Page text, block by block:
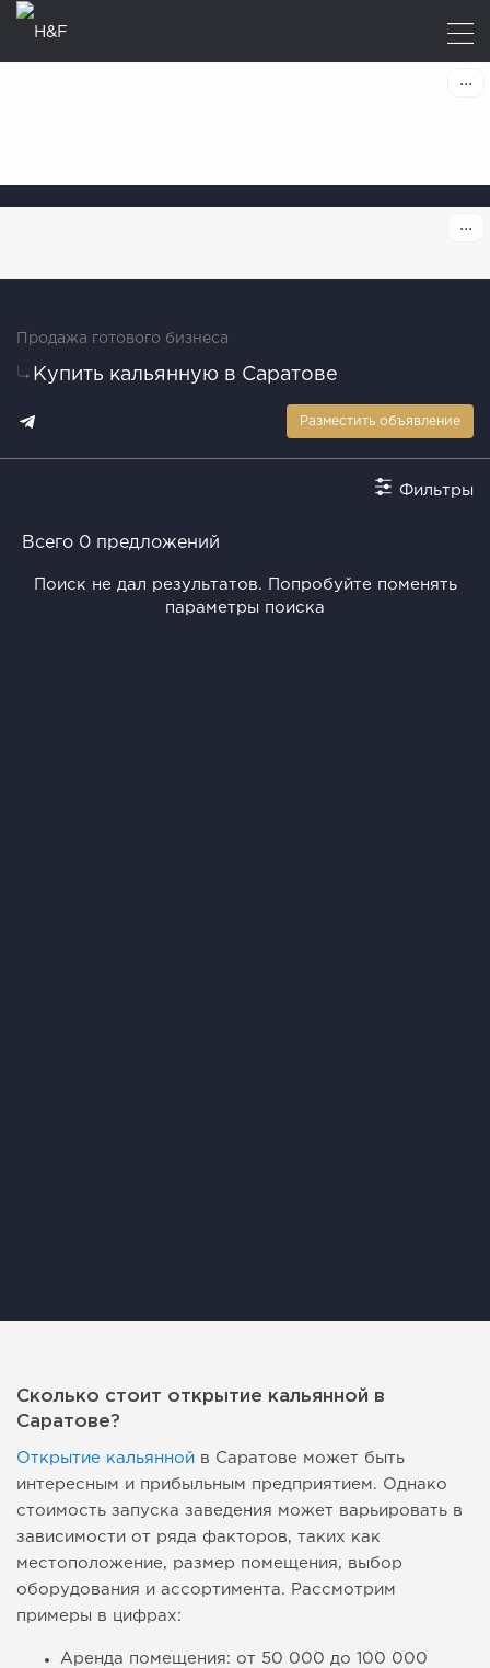
Продажа готового бизнеса
Купить кальянную в Саратове
Разместить объявление
Фильтры
Всего 0 предложений
Поиск не дал результатов. Попробуйте поменять
параметры поиска
Сколько стоит открытие кальянной в
Саратове?
Открытие кальянной в Саратове может быть
интересным и прибыльным предприятием. Однако
стоимость запуска заведения может варьировать в
зависимости от ряда факторов, таких как
местоположение, размер помещения, выбор
оборудования и ассортимента. Рассмотрим
примеры в цифрах:
Аренда помещения: от 50 000 до 100 000